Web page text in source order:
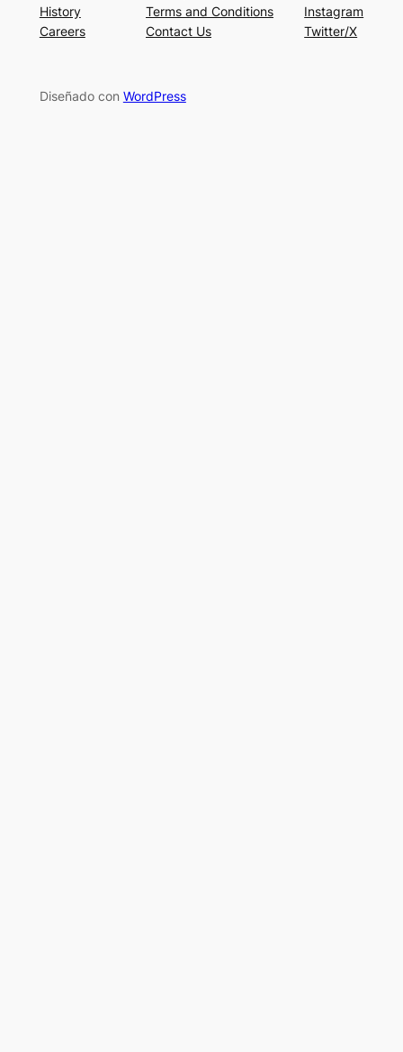
History
Careers
Terms and Conditions
Contact Us
Instagram
Twitter/X
Diseñado con WordPress